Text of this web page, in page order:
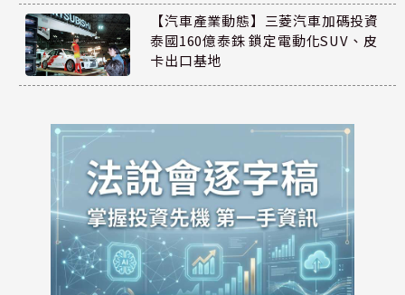
【汽車產業動態】三菱汽車加碼投資
泰國160億泰銖 鎖定電動化SUV、皮
卡出口基地